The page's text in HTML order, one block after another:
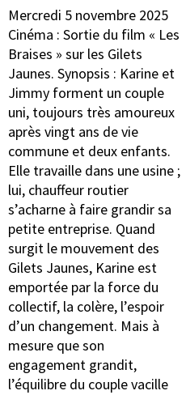
Navigation
de
l’article
Mercredi 5 novembre 2025
Cinéma : Sortie du film « Les
Braises » sur les Gilets
Jaunes. Synopsis : Karine et
Jimmy forment un couple
uni, toujours très amoureux
après vingt ans de vie
commune et deux enfants.
Elle travaille dans une usine ;
lui, chauffeur routier
s’acharne à faire grandir sa
petite entreprise. Quand
surgit le mouvement des
Gilets Jaunes, Karine est
emportée par la force du
collectif, la colère, l’espoir
d’un changement. Mais à
mesure que son
engagement grandit,
l’équilibre du couple vacille